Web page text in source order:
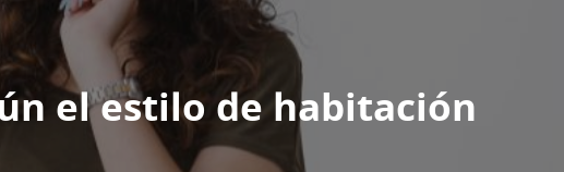
el estilo de habitación